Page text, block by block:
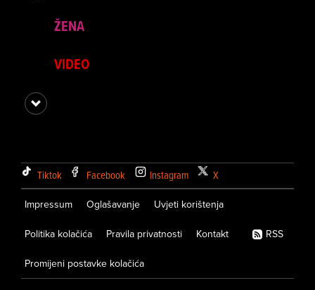
ŽENA
VIDEO
Tiktok Facebook Instagram X
Impressum Oglašavanje Uvjeti korištenja
Politika kolačića Pravila privatnosti Kontakt
Promijeni postavke kolačića
RSS